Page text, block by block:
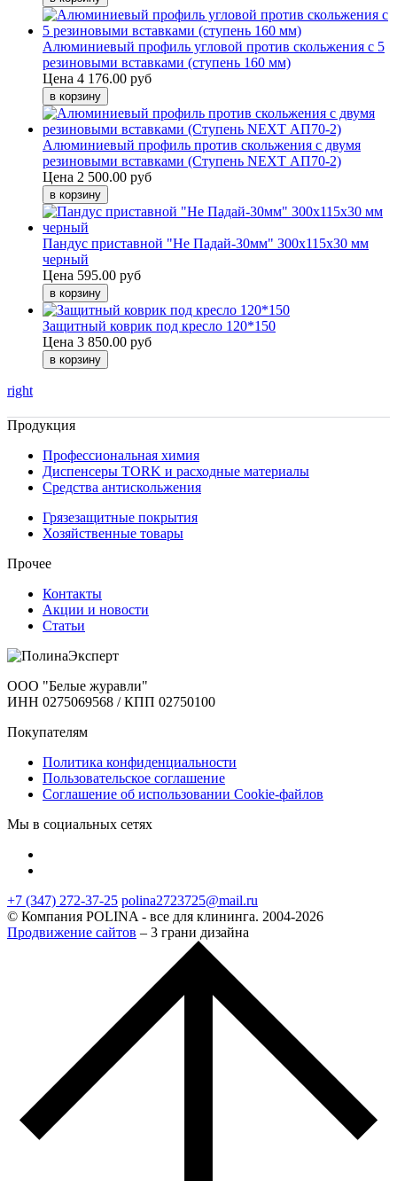
Алюминиевый профиль угловой против скольжения с 5
резиновыми вставками (ступень 160 мм)
Цена 4 176.00 руб
Алюминиевый профиль против скольжения с двумя
резиновыми вставками (Ступень NEXT АП70-2)
Цена 2 500.00 руб
Пандус приставной "Не Падай-30мм" 300х115х30 мм
черный
Цена 595.00 руб
Защитный коврик под кресло 120*150
Цена 3 850.00 руб
right
Продукция
Профессиональная химия
Диспенсеры TORK и расходные материалы
Cредства антискольжения
Грязезащитные покрытия
Хозяйственные товары
Прочее
Контакты
Акции и новости
Статьи
ООО "Белые журавли"
ИНН 0275069568 / КПП 02750100
Покупателям
Политика конфиденциальности
Пользовательское соглашение
Соглашение об использовании Cookie-файлов
Мы в социальных сетях
+7 (347) 272-37-25 polina2723725@mail.ru
© Компания POLINA - все для клининга. 2004-2026
Продвижение сайтов – 3 грани дизайна